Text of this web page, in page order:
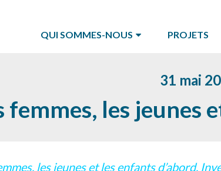
QUI SOMMES-NOUS PROJETS
31 mai
femmes, les jeunes
les jeunes et les enfants d’abord.